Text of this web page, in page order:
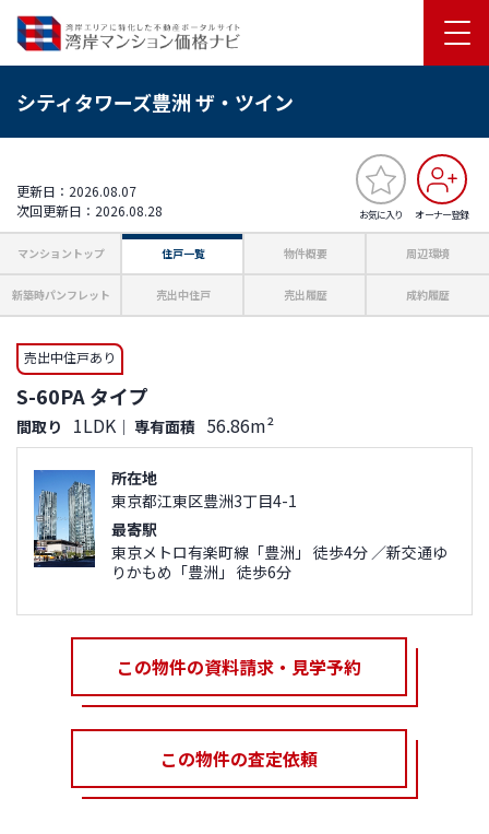
シティタワーズ豊洲 ザ・ツイン
お気に入り オーナー登録
更新日：2026.08.07
次回更新日：2026.08.28
マンショントップ 住戸一覧 物件概要 周辺環境
新築時パンフレット 売出中住戸 売出履歴 成約履歴
売出中住戸あり
S-60PA タイプ
間取り 1LDK ｜ 専有面積 56.86m²
所在地
東京都江東区豊洲3丁目4-1
最寄駅
東京メトロ有楽町線「豊洲」 徒歩4分 ／新交通ゆ
りかもめ「豊洲」 徒歩6分
この物件の資料請求・見学予約
この物件の査定依頼